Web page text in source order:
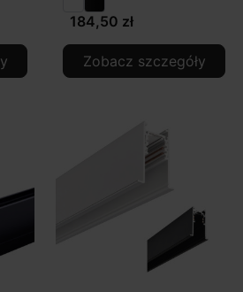
184,50 zł
Zobacz szczegóły